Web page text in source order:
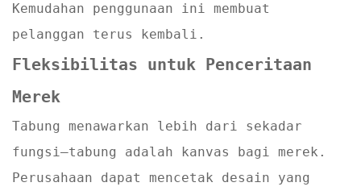
Kemudahan penggunaan ini membuat
pelanggan terus kembali.
Fleksibilitas untuk Penceritaan
Merek
Tabung menawarkan lebih dari sekadar
fungsi—tabung adalah kanvas bagi merek.
Perusahaan dapat mencetak desain yang